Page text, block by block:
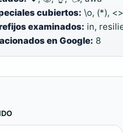
cubiertos: \o, (*),
examinados: in,
en Google: 8